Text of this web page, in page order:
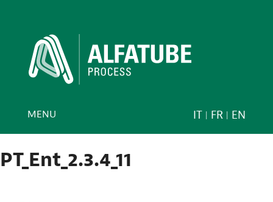
IT FR EN
MENU
PT_Ent_2.3.4_11